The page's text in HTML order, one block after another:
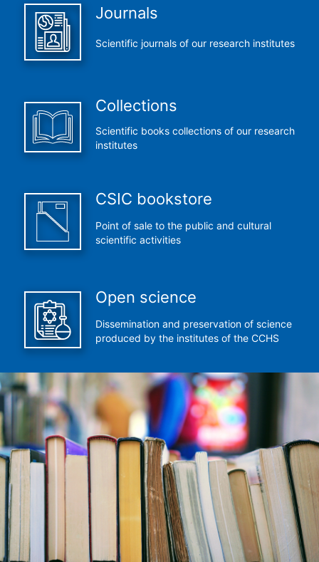
Journals
Scientific journals of our research institutes
Collections
Scientific books collections of our research
institutes
CSIC bookstore
Point of sale to the public and cultural
scientific activities
Open science
Dissemination and preservation of science
produced by the institutes of the CCHS